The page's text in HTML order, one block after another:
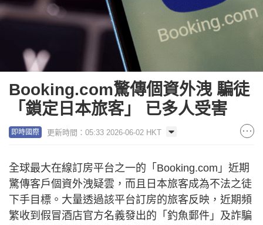
Booking.com驚傳個資外洩 騙徒
「鎖定日本旅客」 已多人受害
即時國際 更新時間：05:33 2026-06-02 HKT
全球最大在線訂房平台之一的「Booking.com」近期
驚傳客戶個資外洩疑雲，而且日本旅客成為不法之徒
下手目標。大量透過該平台訂房的旅客反映，近期頻
繁收到假冒酒店官方名義發出的「釣魚郵件」及詐騙